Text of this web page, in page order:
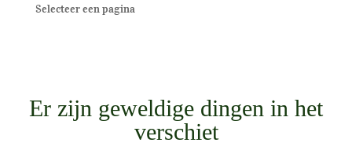
Selecteer een pagina
Er zijn geweldige dingen in het
verschiet